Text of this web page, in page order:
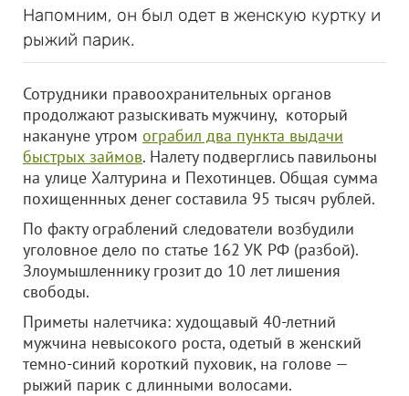
Напомним, он был одет в женскую куртку и
рыжий парик.
Сотрудники правоохранительных органов
продолжают разыскивать мужчину, который
накануне утром ограбил два пункта выдачи
быстрых займов. Налету подверглись павильоны
на улице Халтурина и Пехотинцев. Общая сумма
похищеннных денег составила 95 тысяч рублей.
По факту ограблений следователи возбудили
уголовное дело по статье 162 УК РФ (разбой).
Злоумышленнику грозит до 10 лет лишения
свободы.
Приметы налетчика: худощавый 40-летний
мужчина невысокого роста, одетый в женский
темно-синий короткий пуховик, на голове —
рыжий парик с длинными волосами.